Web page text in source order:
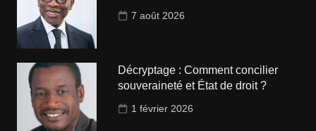
7 août 2026
Décryptage : Comment concilier
souveraineté et État de droit ?
1 février 2026